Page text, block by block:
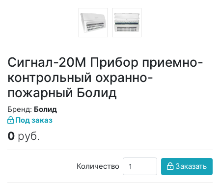
Сигнал-20М Прибор приемно-
контрольный охранно-
пожарный Болид
Под заказ
Бренд: Болид
0 руб.
Количество Заказать